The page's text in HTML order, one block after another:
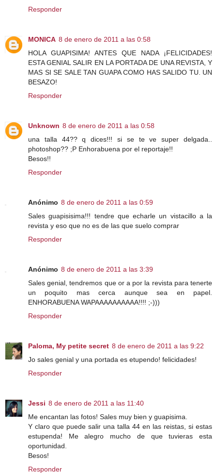
Responder
MONICA 8 de enero de 2011 a las 0:58
HOLA GUAPISIMA! ANTES QUE NADA ¡FELICIDADES!
ESTA GENIAL SALIR EN LA PORTADA DE UNA REVISTA, Y
MAS SI SE SALE TAN GUAPA COMO HAS SALIDO TU. UN
BESAZO!
Responder
Unknown 8 de enero de 2011 a las 0:58
una talla 44?? q dices!!! si se te ve super delgada..
photoshop?? ;P Enhorabuena por el reportaje!!
Besos!!
Responder
Anónimo 8 de enero de 2011 a las 0:59
Sales guapisisima!!! tendre que echarle un vistacillo a la
revista y eso que no es de las que suelo comprar
Responder
Anónimo 8 de enero de 2011 a las 3:39
Sales genial, tendremos que or a por la revista para tenerte
un poquito mas cerca aunque sea en papel.
ENHORABUENA WAPAAAAAAAAAA!!!! ;-)))
Responder
Paloma, My petite secret 8 de enero de 2011 a las 9:22
Jo sales genial y una portada es etupendo! felicidades!
Responder
Jessi 8 de enero de 2011 a las 11:40
Me encantan las fotos! Sales muy bien y guapisima.
Y claro que puede salir una talla 44 en las reistas, si estas
estupenda! Me alegro mucho de que tuvieras esta
oportunidad.
Besos!
Responder